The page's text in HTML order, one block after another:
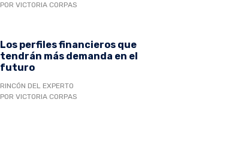
POR VICTORIA CORPAS
Los perfiles financieros que
tendrán más demanda en el
futuro
RINCÓN DEL EXPERTO
POR VICTORIA CORPAS